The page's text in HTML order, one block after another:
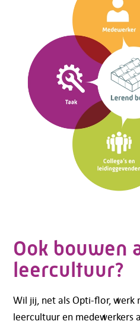
Ook bouwen
leercultuur?
Wil jij, net als Opti-flor, werk
leercultuur en medewerkers